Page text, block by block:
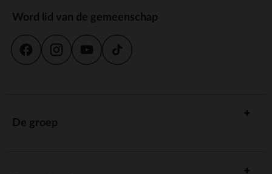
Word lid van de gemeenschap
De groep